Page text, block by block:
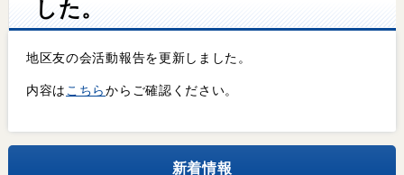
した。
地区友の会活動報告を更新しました。
内容は こちらからご確認ください。
新着情報